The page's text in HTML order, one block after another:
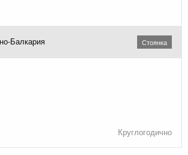
Балкария Стоянка
Круглогодично